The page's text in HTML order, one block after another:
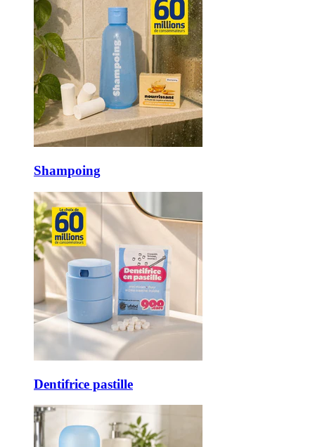
Shampoing
Dentifrice pastille